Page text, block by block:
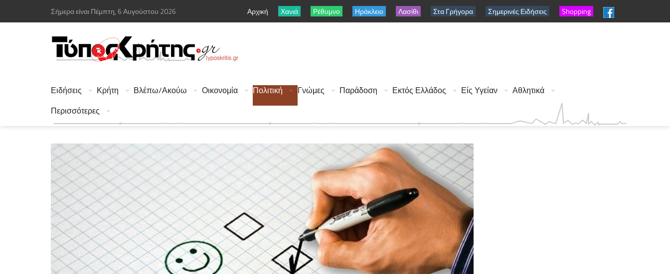
Σήμερα είναι Πέμπτη, 6 Αυγούστου 2026 Αρχική Χανιά Ρέθυμνο Ηράκλειο Λασίθι Στα Γρήγορα Σημερινές Ειδήσεις Shopping
Ειδήσεις Κρήτη Βλέπω/Ακούω Οικονομία Πολιτική Γνώμες Παράδοση Εκτός Ελλάδος Είς Υγείαν
Αθλητικά
Περισσότερες